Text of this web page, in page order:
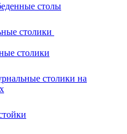
столы
столики
столики
столики на